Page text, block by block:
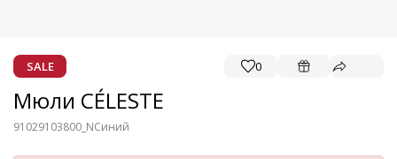
SALE 0
Мюли CÉLESTE
91029103800_NСиний